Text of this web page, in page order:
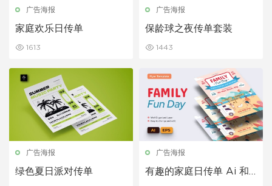
广告海报
家庭欢乐日传单
1613
广告海报
保龄球之夜传单套装
1443
广告海报
绿色夏日派对传单
广告海报
有趣的家庭日传单 Ai 和